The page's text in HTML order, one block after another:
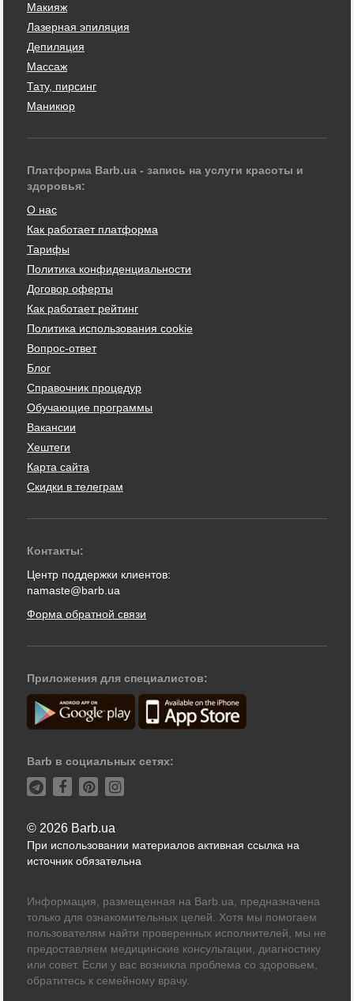
Макияж
Лазерная эпиляция
Депиляция
Массаж
Тату, пирсинг
Маникюр
Платформа Barb.ua - запись на услуги красоты и
здоровья:
О нас
Как работает платформа
Тарифы
Политика конфиденциальности
Договор оферты
Как работает рейтинг
Политика использования cookie
Вопрос-ответ
Блог
Справочник процедур
Обучающие программы
Вакансии
Хештеги
Карта сайта
Скидки в телеграм
Контакты:
Центр поддержки клиентов:
namaste@barb.ua
Форма обратной связи
Приложения для специалистов:
Barb в социальных сетях:
© 2026 Barb.ua
При использовании материалов активная ссылка на
источник обязательна
Информация, размещенная на Barb.ua, предназначена
только для ознакомительных целей. Хотя мы помогаем
пользователям найти проверенных исполнителей, мы не
предоставляем медицинские консультации, диагностику
или совет. Если у вас возникла проблема со здоровьем,
обратитесь к семейному врачу.